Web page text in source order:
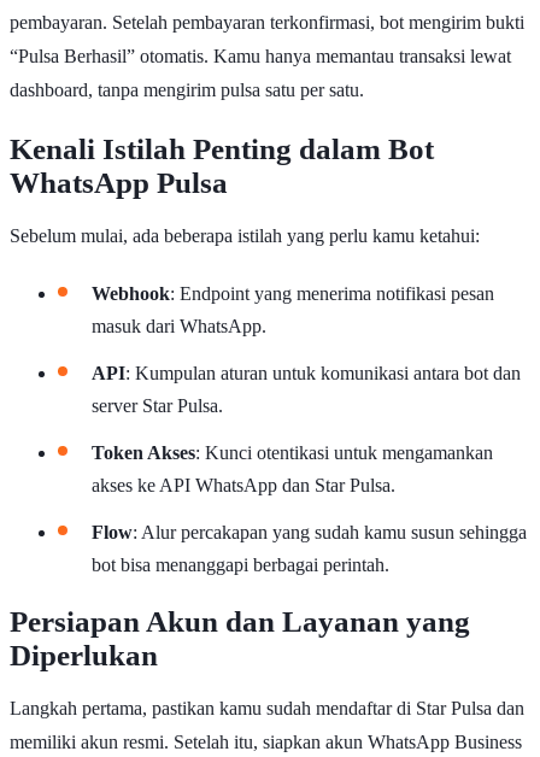
pembayaran. Setelah pembayaran terkonfirmasi, bot mengirim bukti
“Pulsa Berhasil” otomatis. Kamu hanya memantau transaksi lewat
dashboard, tanpa mengirim pulsa satu per satu.
Kenali Istilah Penting dalam Bot
WhatsApp Pulsa
Sebelum mulai, ada beberapa istilah yang perlu kamu ketahui:
Webhook: Endpoint yang menerima notifikasi pesan
masuk dari WhatsApp.
API: Kumpulan aturan untuk komunikasi antara bot dan
server Star Pulsa.
Token Akses: Kunci otentikasi untuk mengamankan
akses ke API WhatsApp dan Star Pulsa.
Flow: Alur percakapan yang sudah kamu susun sehingga
bot bisa menanggapi berbagai perintah.
Persiapan Akun dan Layanan yang
Diperlukan
Langkah pertama, pastikan kamu sudah mendaftar di Star Pulsa dan
memiliki akun resmi. Setelah itu, siapkan akun WhatsApp Business